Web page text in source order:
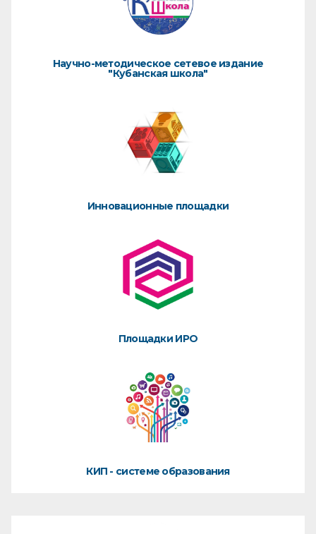
Научно-методическое сетевое издание
"Кубанская школа"
Инновационные площадки
Площадки ИРО
КИП - системе образования